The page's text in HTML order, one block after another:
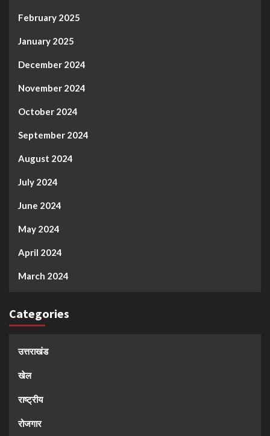
February 2025
January 2025
December 2024
November 2024
October 2024
September 2024
August 2024
July 2024
June 2024
May 2024
April 2024
March 2024
Categories
उत्तराखंड
खेल
राष्ट्रीय
रोजगार